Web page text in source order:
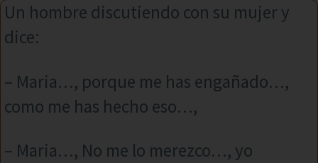
Un hombre discutiendo con su mujer y
dice:
– Maria…, porque me has engañado…,
como me has hecho eso…,
– Maria…, No me lo merezco…, yo